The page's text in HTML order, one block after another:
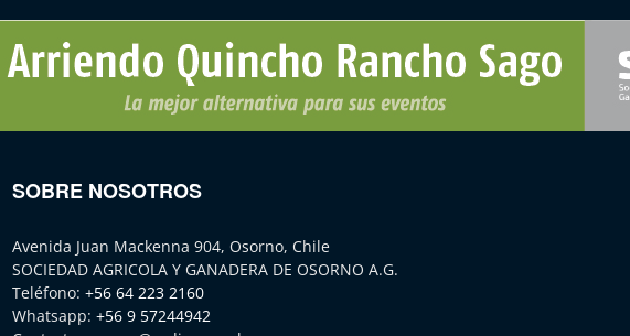
SOBRE NOSOTROS
Avenida Juan Mackenna 904, Osorno, Chile
SOCIEDAD AGRICOLA Y GANADERA DE OSORNO A.G.
Teléfono: +56 64 223 2160
Whatsapp: +56 9 57244942